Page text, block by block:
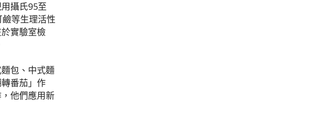
攝氏95至
等生理活性
實驗室檢
包、中式麵
番茄」作
他們應用新